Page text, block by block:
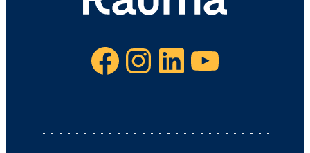
Facebook Instagram LinkedIn YouTube